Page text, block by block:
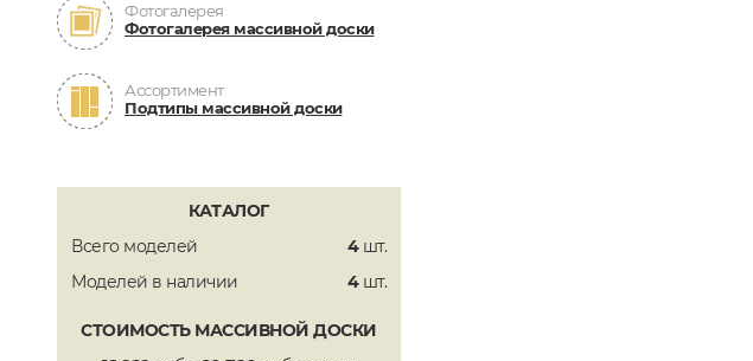
Фотогалерея
Фотогалерея массивной доски
Ассортимент
Подтипы массивной доски
КАТАЛОГ
Всего моделей
4шт.
Моделей в наличии
4шт.
СТОИМОСТЬ МАССИВНОЙ ДОСКИ